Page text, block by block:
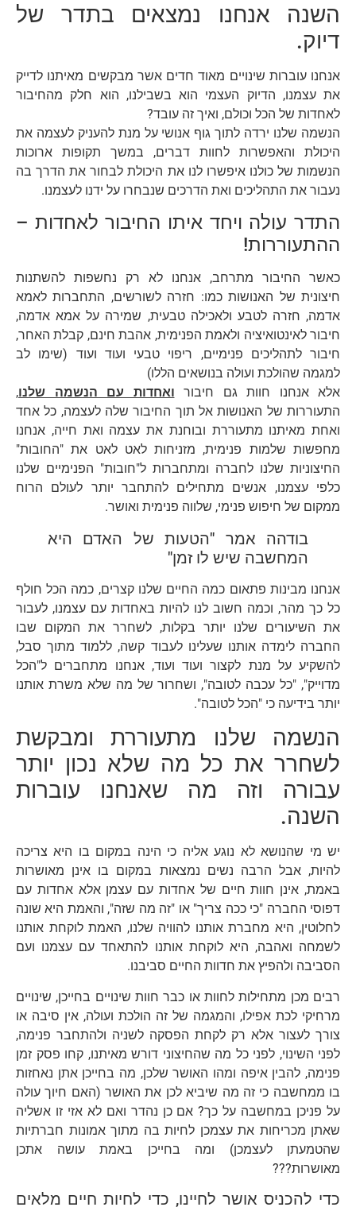
השנה אנחנו נמצאים בתדר של
דיוק.
אנחנו עוברות שינויים מאוד חדים אשר מבקשים מאיתנו לדייק
את עצמנו, הדיוק העצמי הוא בשבילנו, הוא חלק מהחיבור
לאחדות של הכל וכולם, ואיך זה עובד?
הנשמה שלנו ירדה לתוך גוף אנושי על מנת להעניק לעצמה את
היכולת והאפשרות לחוות דברים, במשך תקופות ארוכות
הנשמות של כולנו איפשרו לנו את היכולת לבחור את הדרך בה
נעבור את התהליכים ואת הדרכים שנבחרו על ידנו לעצמנו.
התדר עולה ויחד איתו החיבור לאחדות –
ההתעוררות!
כאשר החיבור מתרחב, אנחנו לא רק נחשפות להשתנות
חיצונית של האנושות כמו: חזרה לשורשים, התחברות לאמא
אדמה, חזרה לטבע ולאכילה טבעית, שמירה על אמא אדמה,
חיבור לאינטואיציה ולאמת הפנימית, אהבת חינם, קבלת האחר,
חיבור לתהליכים פנימיים, ריפוי טבעי ועוד ועוד (שימו לב
למגמה שהולכת ועולה בנושאים הללו)
אלא אנחנו חוות גם חיבור ואחדות עם הנשמה שלנו,
התעוררות של האנושות אל תוך החיבור שלה לעצמה, כל אחד
ואחת מאיתנו מתעוררת ובוחנת את עצמה ואת חייה, אנחנו
מחפשות שלמות פנימית, מזניחות לאט לאט את "החובות"
החיצוניות שלנו לחברה ומתחברות ל"חובות" הפנימיים שלנו
כלפי עצמנו, אנשים מתחילים להתחבר יותר לעולם הרוח
ממקום של חיפוש פנימי, שלווה פנימית ואושר.
בודהה אמר "הטעות של האדם היא
המחשבה שיש לו זמן"
אנחנו מבינות פתאום כמה החיים שלנו קצרים, כמה הכל חולף
כל כך מהר, וכמה חשוב לנו להיות באחדות עם עצמנו, לעבור
את השיעורים שלנו יותר בקלות, לשחרר את המקום שבו
החברה לימדה אותנו שעלינו לעבוד קשה, ללמוד מתוך סבל,
להשקיע על מנת לקצור ועוד ועוד, אנחנו מתחברים ל"הכל
מדוייק", "כל עכבה לטובה", ושחרור של מה שלא משרת אותנו
יותר בידיעה כי "הכל לטובה".
הנשמה שלנו מתעוררת ומבקשת
לשחרר את כל מה שלא נכון יותר
עבורה וזה מה שאנחנו עוברות
השנה.
יש מי שהנושא לא נוגע אליה כי הינה במקום בו היא צריכה
להיות, אבל הרבה נשים נמצאות במקום בו אינן מאושרות
באמת, אינן חוות חיים של אחדות עם עצמן אלא אחדות עם
דפוסי החברה "כי ככה צריך" או "זה מה שזה", והאמת היא שונה
לחלוטין, היא מחברת אותנו להוויה שלנו, האמת לוקחת אותנו
לשמחה ואהבה, היא לוקחת אותנו להתאחד עם עצמנו ועם
הסביבה ולהפיץ את חדוות החיים סביבנו.
רבים מכן מתחילות לחוות או כבר חוות שינויים בחייכן, שינויים
מרחיקי לכת אפילו, והמגמה של זה הולכת ועולה, אין סיבה או
צורך לעצור אלא רק לקחת הפסקה לשניה ולהתחבר פנימה,
לפני השינוי, לפני כל מה שהחיצוני דורש מאיתנו, קחו פסק זמן
פנימה, להבין איפה ומהו האושר שלכן, מה בחייכן אתן נאחזות
בו ממחשבה כי זה מה שיביא לכן את האושר (האם חיוך עולה
על פניכן במחשבה על כך? אם כן נהדר ואם לא אזי זו אשליה
שאתן מכריחות את עצמכן לחיות בה מתוך אמונות חברתיות
שהטמעתן לעצמכן) ומה בחייכן באמת עושה אתכן
מאושרות???
כדי להכניס אושר לחיינו, כדי לחיות חיים מלאים